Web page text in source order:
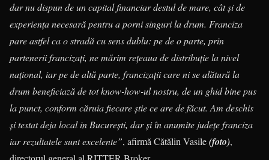
dar nu dispun de un capital financiar destul de mare, cât și de
experiența necesară pentru a porni singuri la drum. Franciza
pare astfel ca o stradă cu sens dublu: pe de o parte, prin
partenerii francizați, ne mărim rețeaua de distribuție la nivel
național, iar pe de altă parte, francizații care ni se alătură la
drum beneficiază de tot know-how-ul nostru, de un ghid bine pus
la punct, conform căruia fiecare știe ce are de făcut. Am deschis
și testat deja local in București, dar și în anumite județe franciza
iar rezultatele sunt excelente”, afirmă Cătălin Vasile(foto),